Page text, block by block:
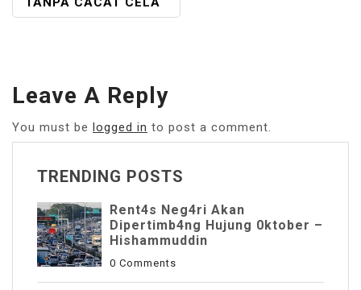
Leave A Reply
You must be logged in to post a comment.
TRENDING POSTS
Rent4s Neg4ri Akan
Dipertimb4ng Hujung 0ktober –
Hishammuddin
0 Comments